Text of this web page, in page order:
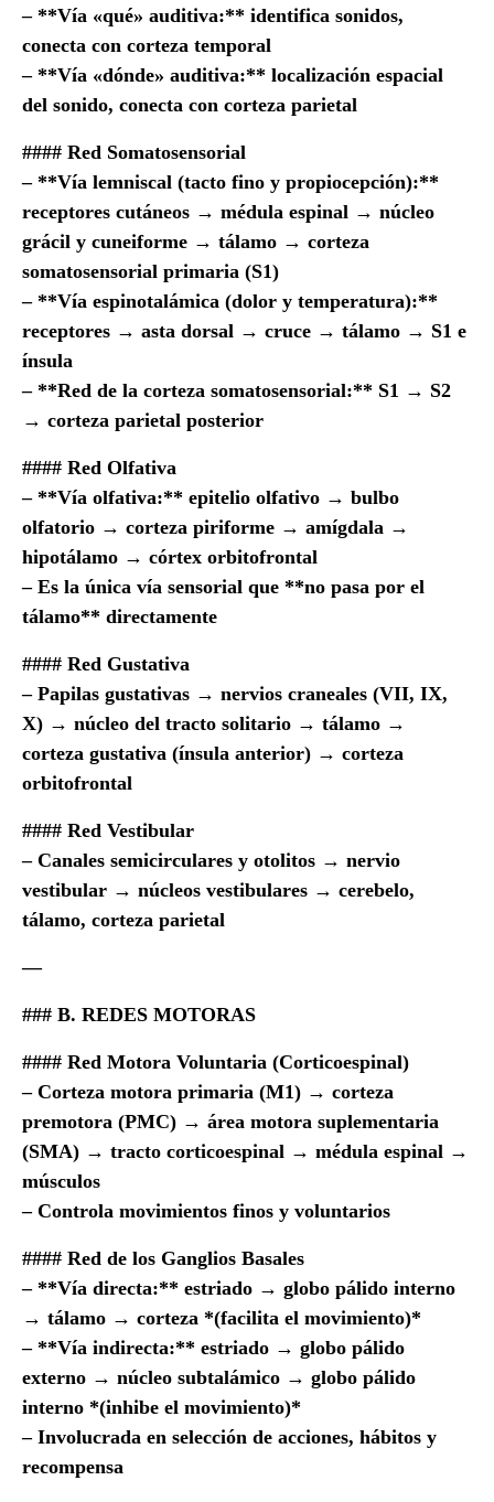
– **Vía «qué» auditiva:** identifica sonidos,
conecta con corteza temporal
– **Vía «dónde» auditiva:** localización espacial
del sonido, conecta con corteza parietal
#### Red Somatosensorial
– **Vía lemniscal (tacto fino y propiocepción):**
receptores cutáneos → médula espinal → núcleo
grácil y cuneiforme → tálamo → corteza
somatosensorial primaria (S1)
– **Vía espinotalámica (dolor y temperatura):**
receptores → asta dorsal → cruce → tálamo → S1 e
ínsula
– **Red de la corteza somatosensorial:** S1 → S2
→ corteza parietal posterior
#### Red Olfativa
– **Vía olfativa:** epitelio olfativo → bulbo
olfatorio → corteza piriforme → amígdala →
hipotálamo → córtex orbitofrontal
– Es la única vía sensorial que **no pasa por el
tálamo** directamente
#### Red Gustativa
– Papilas gustativas → nervios craneales (VII, IX,
X) → núcleo del tracto solitario → tálamo →
corteza gustativa (ínsula anterior) → corteza
orbitofrontal
#### Red Vestibular
– Canales semicirculares y otolitos → nervio
vestibular → núcleos vestibulares → cerebelo,
tálamo, corteza parietal
—
### B. REDES MOTORAS
#### Red Motora Voluntaria (Corticoespinal)
– Corteza motora primaria (M1) → corteza
premotora (PMC) → área motora suplementaria
(SMA) → tracto corticoespinal → médula espinal →
músculos
– Controla movimientos finos y voluntarios
#### Red de los Ganglios Basales
– **Vía directa:** estriado → globo pálido interno
→ tálamo → corteza *(facilita el movimiento)*
– **Vía indirecta:** estriado → globo pálido
externo → núcleo subtalámico → globo pálido
interno *(inhibe el movimiento)*
– Involucrada en selección de acciones, hábitos y
recompensa